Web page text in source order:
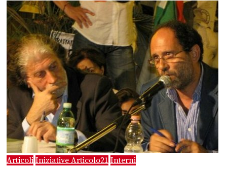
Articoli Iniziative Articolo21 Interni